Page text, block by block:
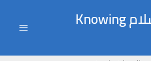
معرفة الإسلام Knowing